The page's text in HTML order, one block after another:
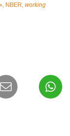
NBER, working